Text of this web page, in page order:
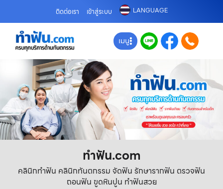
ติดต่อเรา เข้าสู่ระบบ LANGUAGE
เมนู
ทําฟัน.com
คลินิกทำฟัน คลินิกทันตกรรม จัดฟัน รักษารากฟัน ตรวจฟัน
ถอนฟัน ขูดหินปูน ทำฟันสวย